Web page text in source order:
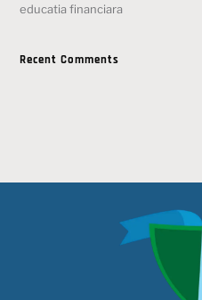
educatia financiara
Recent Comments